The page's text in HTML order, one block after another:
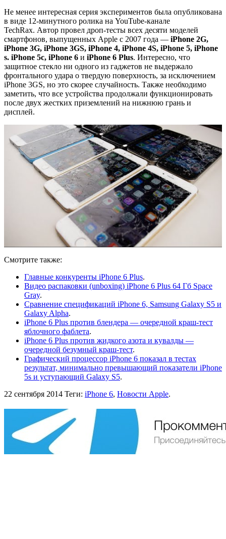
Не менее интересная серия экспериментов была опубликована
в виде 12-минутного ролика на YouTube-канале
TechRax. Автор провел дроп-тесты всех десяти моделей
смартфонов, выпущенных Apple с 2007 года — iPhone 2G,
iPhone 3G, iPhone 3GS, iPhone 4, iPhone 4S, iPhone 5, iPhone
s. iPhone 5c, iPhone 6 и iPhone 6 Plus. Интересно, что
защитное стекло ни одного из гаджетов не выдержало
фронтального удара о твердую поверхность, за исключением
iPhone 3GS, но это скорее случайность. Также необходимо
заметить, что все устройства продолжали функционировать
после двух жестких приземлений на нижнюю грань и
дисплей.
Смотрите также:
Главные конкуренты iPhone 6 Plus.
Видео распаковки (unboxing) iPhone 6 Plus 64 Гб Space
Gray.
Сравнение спецификаций iPhone 6, Samsung Galaxy S5 и
Galaxy Alpha.
iPhone 6 Plus против блендера — очередной краш-тест
яблочного фаблета.
iPhone 6 Plus против жидкого азота и кувалды —
очередной безумный краш-тест.
Графический процессор iPhone 6 показал в тестах
результат, минимально превышающий показатели iPhone
5s и уступающий Galaxy S5.
22 сентября 2014 Теги: iPhone 6, Новости Apple.